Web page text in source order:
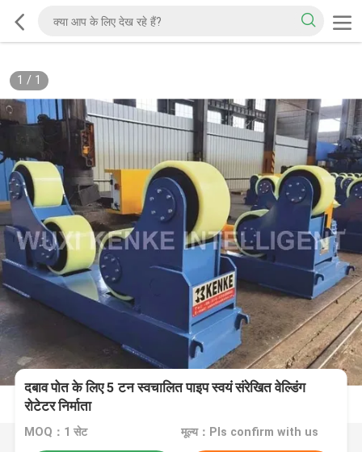
1 / 1
दबाव पोत के लिए 5 टन स्वचालित पाइप स्वयं संरेखित वेल्डिंग
रोटेटर निर्माता
MOQ：1 सेट मूल्य：Pls confirm with us